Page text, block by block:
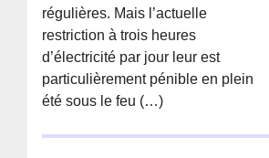
régulières. Mais l’actuelle
restriction à trois heures
d’électricité par jour leur est
particulièrement pénible en plein
été sous le feu (…)